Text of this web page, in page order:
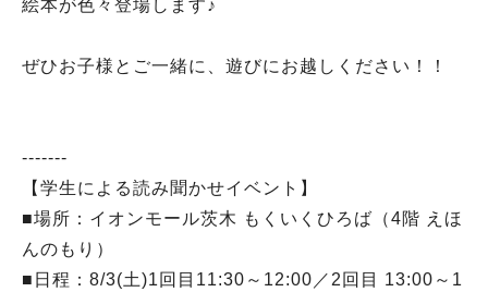
絵本が色々登場します♪
ぜひお子様とご一緒に、遊びにお越しください！！
-------
【学生による読み聞かせイベント】
■場所：イオンモール茨木 もくいくひろば（4階 えほ
んのもり）
■日程：8/3(土)1回目11:30～12:00／2回目 13:00～1